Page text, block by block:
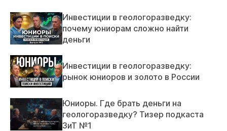
Инвестиции в геологоразведку:
почему юниорам сложно найти
деньги
Инвестиции в геологоразведку:
рынок юниоров и золото в России
Юниоры. Где брать деньги на
геологоразведку? Тизер подкаста
ЗиТ №1